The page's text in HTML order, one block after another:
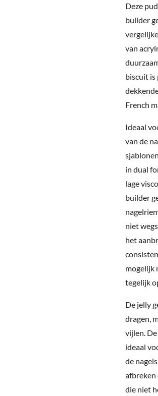
Deze
builder
van
biscuit is
French
Ideaal
van de
in dual
lage
builder
niet
het
mogelijk
tegelijk
De jelly
dragen,
vijlen.
ideaal
de
afbreken
die niet